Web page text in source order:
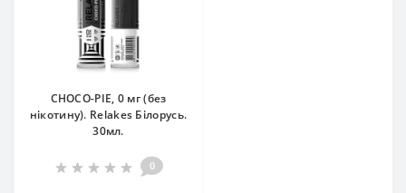
СHOCO-PIE, 0 мг (без
нікотину). Relakes Білорусь.
30мл.
0